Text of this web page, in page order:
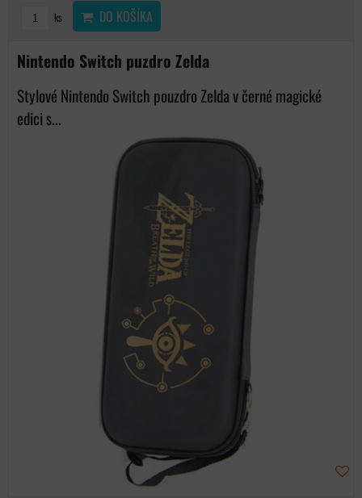
ks DO KOŠÍKA
Nintendo Switch puzdro Zelda
Stylové Nintendo Switch pouzdro Zelda v černé magické
edici s...